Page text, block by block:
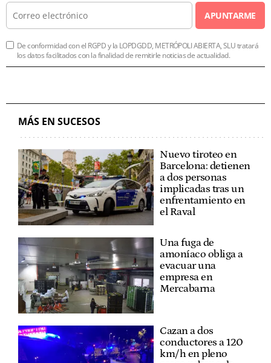
APUNTARME
De conformidad con el RGPD y la LOPDGDD, METRÓPOLI ABIERTA, SLU tratará
los datos facilitados con la finalidad de remitirle noticias de actualidad.
MÁS EN SUCESOS
Nuevo tiroteo en
Barcelona: detienen
a dos personas
implicadas tras un
enfrentamiento en
el Raval
Una fuga de
amoníaco obliga a
evacuar una
empresa en
Mercabarna
Cazan a dos
conductores a 120
km/h en pleno